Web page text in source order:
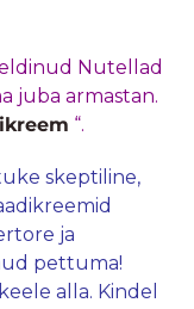
Nutellad
juba armastan.
“.
skeptiline,
ja
pettuma!
alla. Kindel